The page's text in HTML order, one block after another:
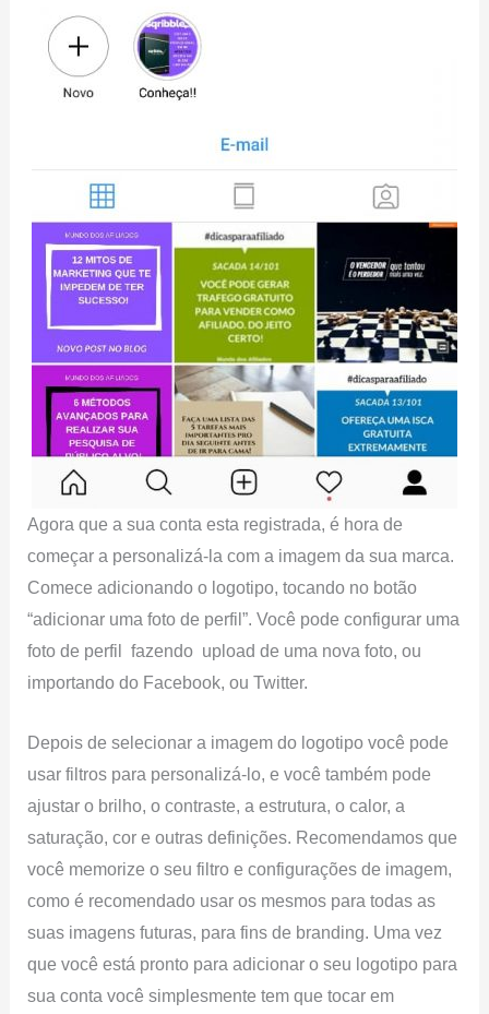
Agora que a sua conta esta registrada, é hora de
começar a personalizá-la com a imagem da sua marca.
Comece adicionando o logotipo, tocando no botão
“adicionar uma foto de perfil”. Você pode configurar uma
foto de perfil fazendo upload de uma nova foto, ou
importando do Facebook, ou Twitter.
Depois de selecionar a imagem do logotipo você pode
usar filtros para personalizá-lo, e você também pode
ajustar o brilho, o contraste, a estrutura, o calor, a
saturação, cor e outras definições. Recomendamos que
você memorize o seu filtro e configurações de imagem,
como é recomendado usar os mesmos para todas as
suas imagens futuras, para fins de branding. Uma vez
que você está pronto para adicionar o seu logotipo para
sua conta você simplesmente tem que tocar em